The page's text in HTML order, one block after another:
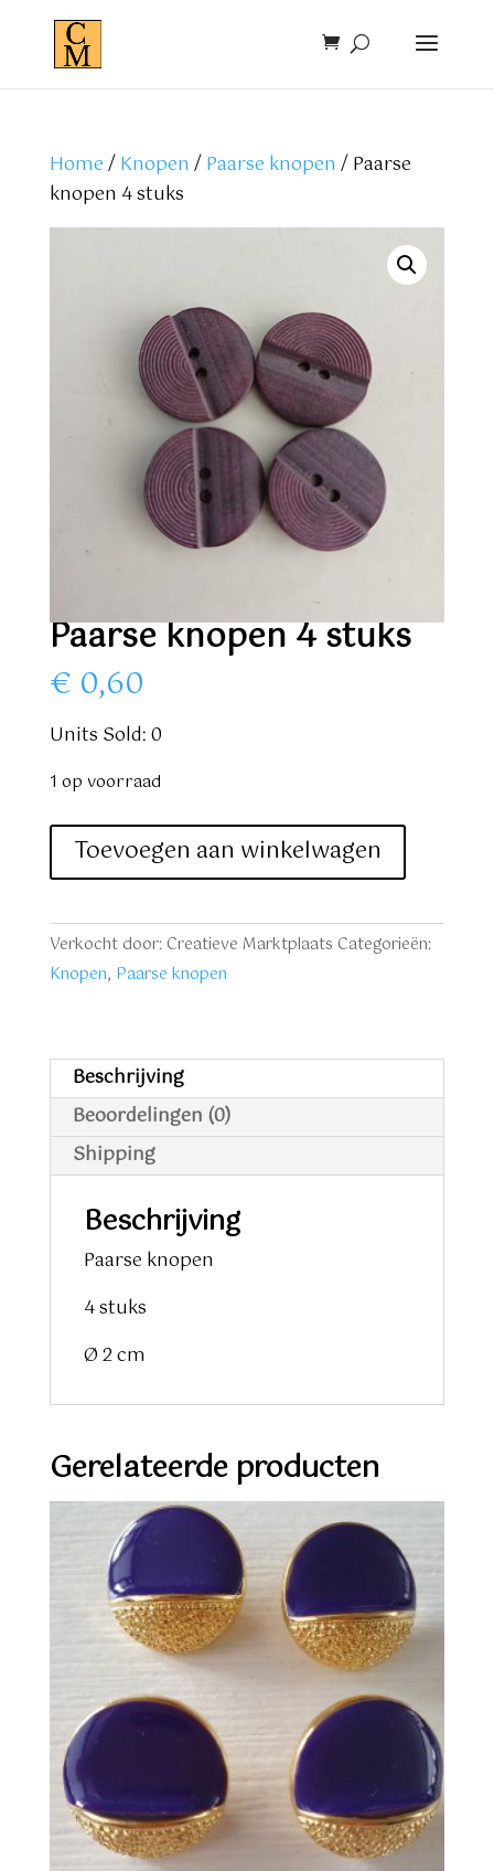
Home/Knopen /Paarse knopen / Paarse
knopen 4 stuks
Paarse knopen 4 stuks
€ 0,60
Units Sold: 0
1 op voorraad
Paarse
stuks
aantal
Toevoegen aan winkelwagen
Verkocht door: Creatieve Marktplaats Categorieën:
Knopen, Paarse knopen
Beschrijving
Beoordelingen (0)
Shipping
Beschrijving
Paarse knopen
4 stuks
Ø 2 cm
Gerelateerde producten